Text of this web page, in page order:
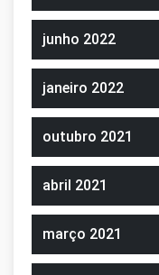
junho 2022
janeiro 2022
outubro 2021
abril 2021
março 2021